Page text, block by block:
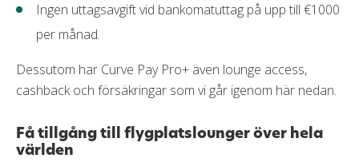
Ingen uttagsavgift vid bankomatuttag på upp till €1000
per månad.
Dessutom har Curve Pay Pro+ även lounge access,
cashback och försäkringar som vi går igenom här nedan.
Få tillgång till flygplatslounger över hela
världen